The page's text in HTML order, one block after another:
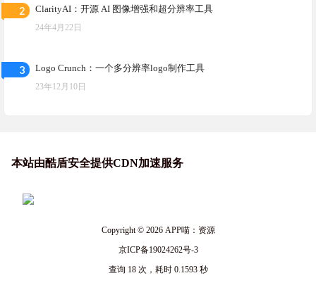
2 ClarityAI：开源 AI 图像增强和超分辨率工具
24年4月22日
3 Logo Crunch：一个多分辨率logo制作工具
23年12月10日
本站由酷盾安全提供CDN加速服务
Copyright © 2026APP喵：资源
京ICP备19024262号-3
查询 18 次，耗时 0.1593 秒